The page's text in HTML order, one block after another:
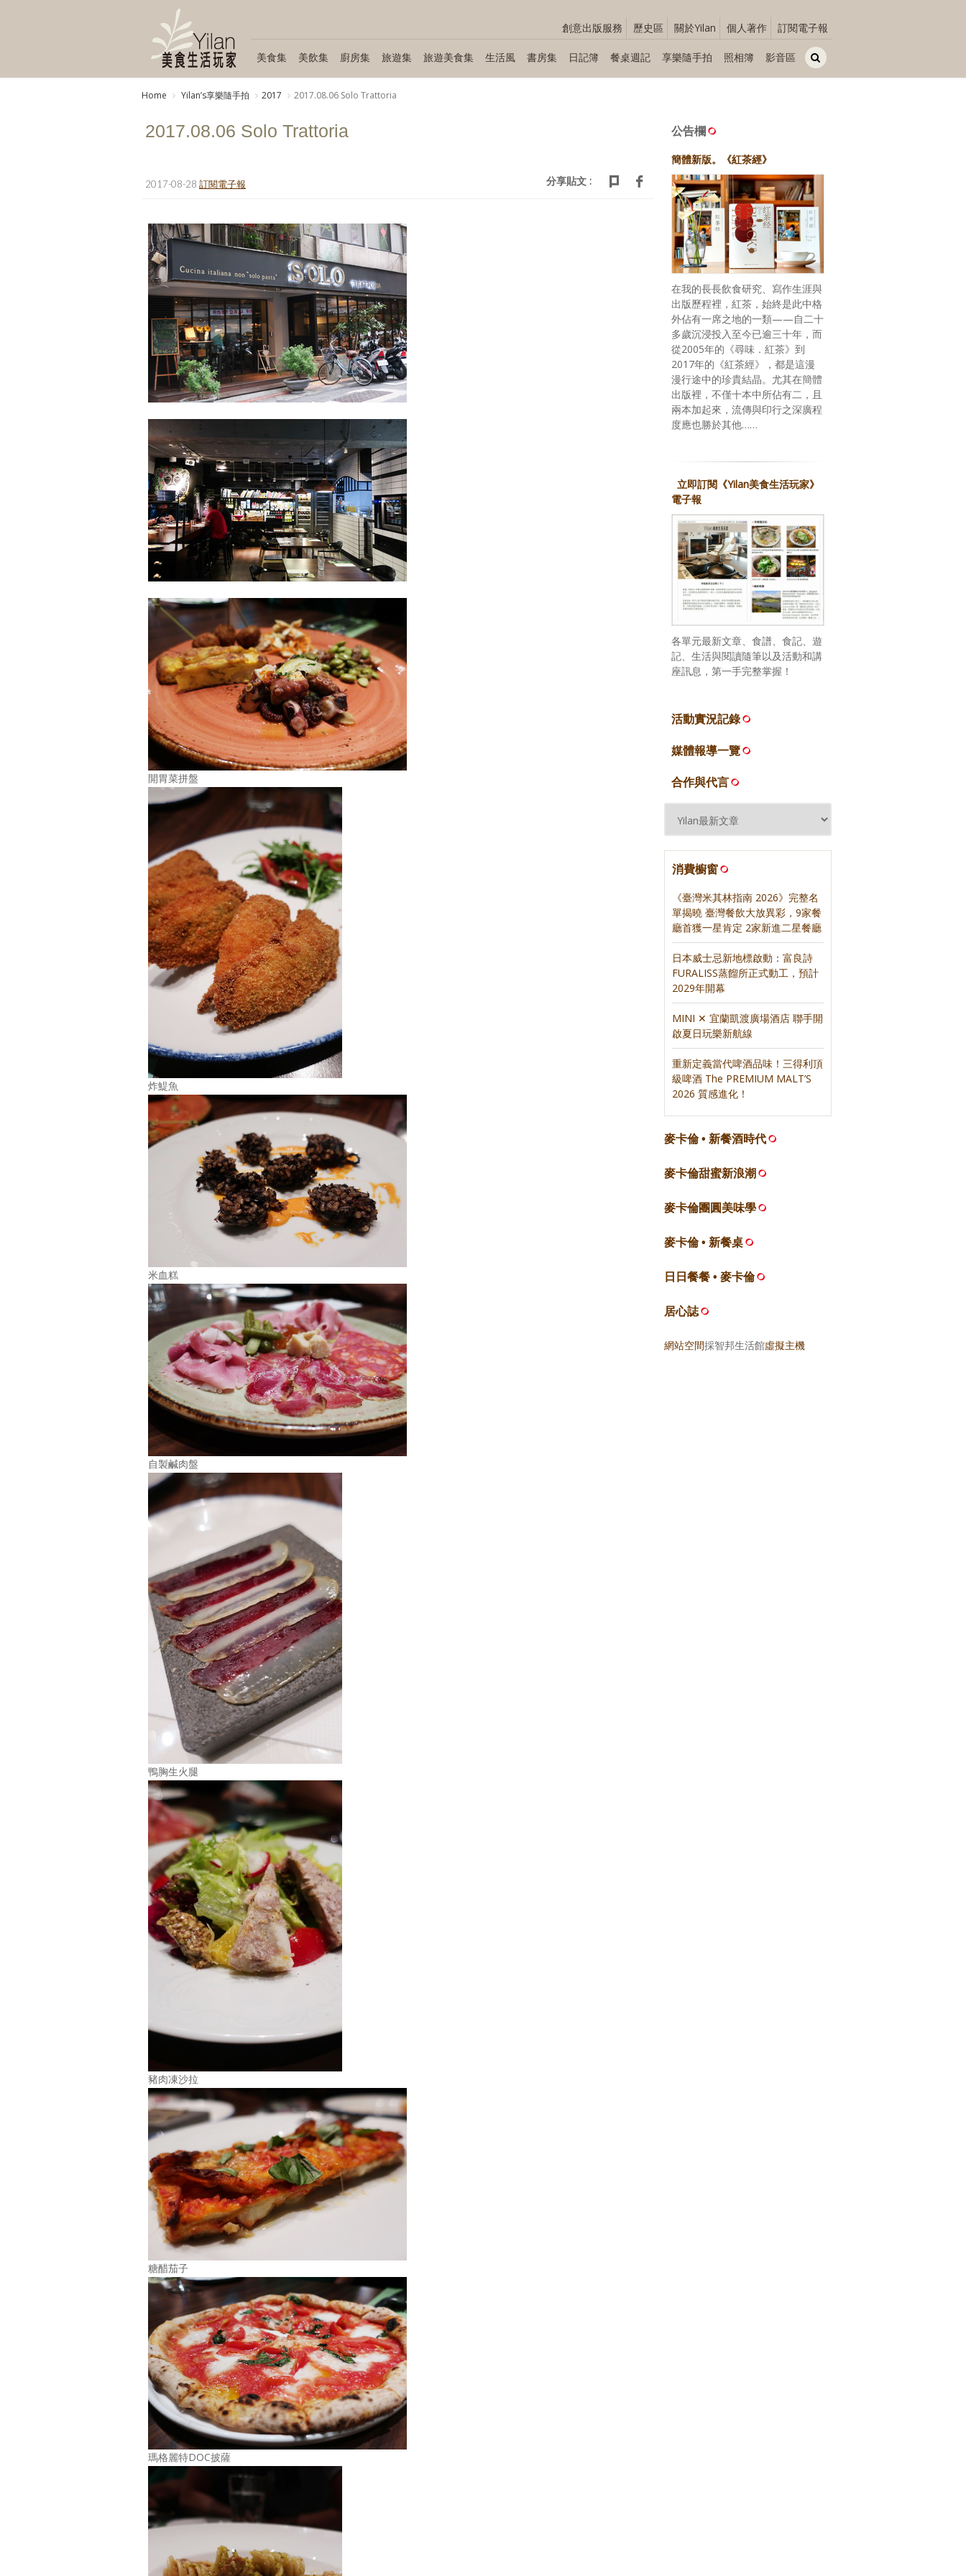
創意出版服務 歷史區 關於Yilan 個人著作 訂閱電子報
美食集 美飲集 廚房集 旅遊集 旅遊美食集 生活風 書房集 日記簿 餐桌週記 享樂隨手拍 照相簿 影音區
Home Yilanʼs享樂隨手拍 2017 2017.08.06 Solo Trattoria
2017.08.06 Solo Trattoria
2017-08-28 訂閱電子報 分享貼文 :
開胃菜拼盤
炸鯷魚
米血糕
自製鹹肉盤
鴨胸生火腿
豬肉凍沙拉
糖醋茄子
瑪格麗特DOC披薩
公告欄
簡體新版。《紅茶經》
在我的長長飲食研究、寫作生涯與
出版歷程裡，紅茶，始終是此中格
外佔有一席之地的一類——自二十
多歲沉浸投入至今已逾三十年，而
從2005年的《尋味．紅茶》到
2017年的《紅茶經》，都是這漫
漫行途中的珍貴結晶。尤其在簡體
出版裡，不僅十本中所佔有二，且
兩本加起來，流傳與印行之深廣程
度應也勝於其他……
立即訂閱《Yilan美食生活玩家》
電子報
各單元最新文章、食譜、食記、遊
記、生活與閱讀隨筆以及活動和講
座訊息，第一手完整掌握！
活動實況記錄
媒體報導一覽
合作與代言
消費櫥窗
《臺灣米其林指南 2026》完整名
單揭曉 臺灣餐飲大放異彩，9家餐
廳首獲一星肯定 2家新進二星餐廳
日本威士忌新地標啟動：富良詩
FURALISS蒸餾所正式動工，預計
2029年開幕
MINI ✕ 宜蘭凱渡廣場酒店 聯手開
啟夏日玩樂新航線
重新定義當代啤酒品味！三得利頂
級啤酒 The PREMIUM MALT’S
2026 質感進化！
麥卡倫 • 新餐酒時代
麥卡倫甜蜜新浪潮
麥卡倫團圓美味學
麥卡倫 • 新餐桌
日日餐餐 • 麥卡倫
居心誌
網站空間採智邦生活館虛擬主機